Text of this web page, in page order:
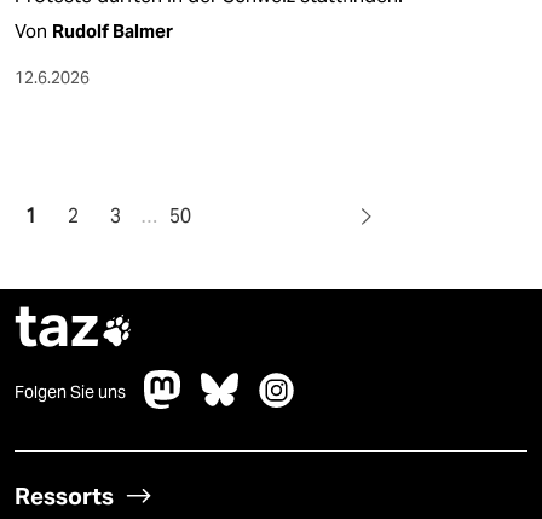
Von Rudolf Balmer
12.6.2026
1 2 3 … 50
taz
Folgen Sie uns
Ressorts